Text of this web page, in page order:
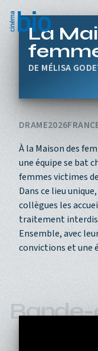
La
MÉLISA
DRAME2026
À la Maison des
une équipe se bat
femmes victimes
Dans ce lieu
collègues les
traitement
Ensemble, avec
convictions et une